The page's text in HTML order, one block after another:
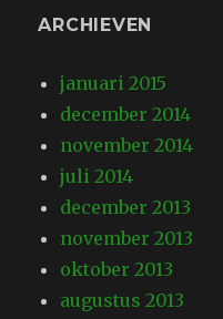
ARCHIEVEN
januari 2015
december 2014
november 2014
juli 2014
december 2013
november 2013
oktober 2013
augustus 2013